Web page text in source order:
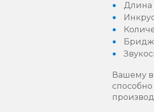
Длина
Вашему